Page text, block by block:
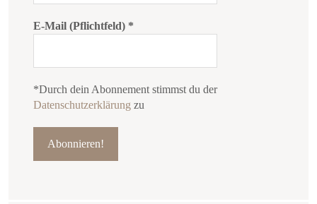
E-Mail (Pflichtfeld) *
*Durch dein Abonnement stimmst du der
Datenschutzerklärung zu